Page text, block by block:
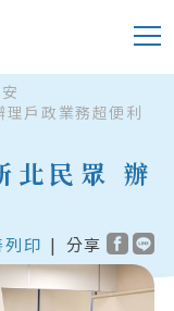
安
戶政業務超便利
北民眾 辦
列印 | 分享